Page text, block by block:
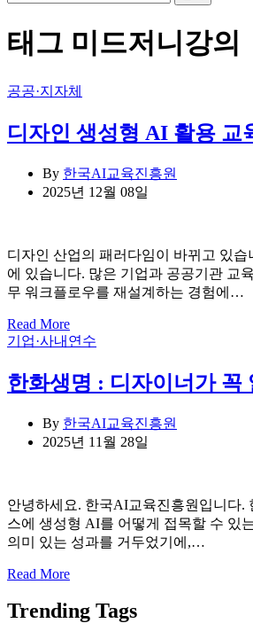
태그 미드저니강의
Categories
공공·지자체
디자인 생성형 AI 활용 교
By 한국AI교육진흥원
2025년 12월 08일
디자인 산업의 패러다임이 바뀌고 있
에 있습니다. 많은 기업과 공공기관 교
무 워크플로우를 재설계하는 경험에…
Read More
Categories
기업·사내연수
한화생명 : 디자이너가 꼭
By 한국AI교육진흥원
2025년 11월 28일
안녕하세요. 한국AI교육진흥원입니다.
스에 생성형 AI를 어떻게 접목할 수 있
의미 있는 성과를 거두었기에,…
Read More
Trending Tags